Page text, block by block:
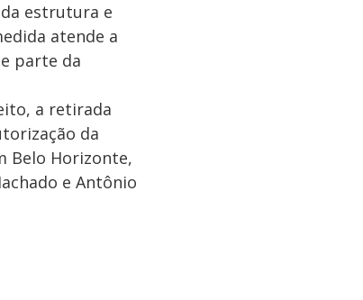
estrutura e
atende a
parte da
a retirada
da
Belo Horizonte,
e Antônio